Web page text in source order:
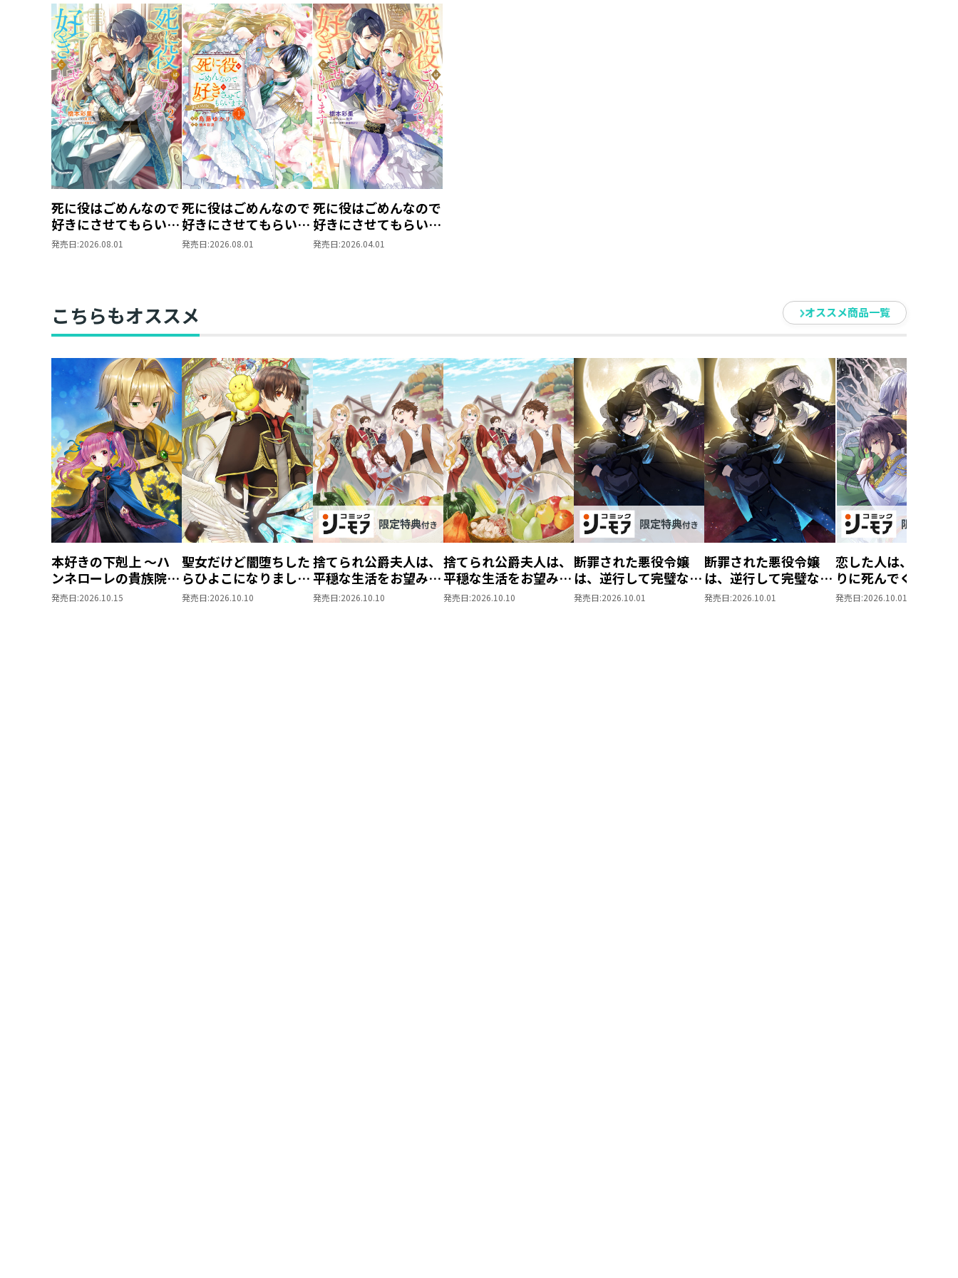
死に役はごめんなので
好きにさせてもらいま
す2
発売日:2026.08.01
死に役はごめんなので
好きにさせてもらいま
す@COMIC 第1巻
発売日:2026.08.01
死に役はごめんなので
好きにさせてもらいま
す
発売日:2026.04.01
こちらもオススメ オススメ商品一覧
本好きの下剋上 ～ハ
ンネローレの貴族院五
年生～ 「恋してみた
発売日:2026.10.15
聖女だけど闇堕ちした
らひよこになりまし
た！@COMIC 第4巻
発売日:2026.10.10
捨てられ公爵夫人は、
平穏な生活をお望みの
ようです@COMIC 第3
発売日:2026.10.10
捨てられ公爵夫人は、
平穏な生活をお望みの
ようです@COMIC 第3
発売日:2026.10.10
断罪された悪役令嬢
は、逆行して完璧な悪
女を目指す@COMIC
発売日:2026.10.01
断罪された悪役令嬢
は、逆行して完璧な悪
女を目指す@COMIC
発売日:2026.10.01
恋した人は、妹の代
りに死んでくれと言
た。―妹と結婚した
発売日:2026.10.01